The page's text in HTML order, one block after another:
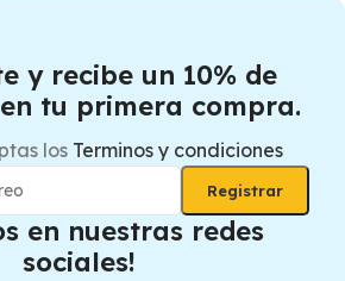
y recibe un 10% de
tu primera compra.
los Terminos y condiciones
en nuestras redes
sociales!